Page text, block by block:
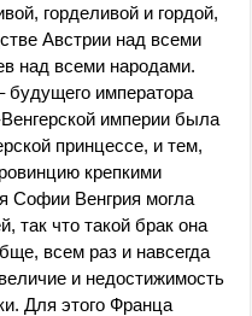
горделивой и гордой,
Австрии над всеми
над всеми народами.
будущего императора
империи была
принцессе, и тем,
крепкими
Софии Венгрия могла
так что такой брак она
всем раз и навсегда
и недостижимость
Для этого Франца